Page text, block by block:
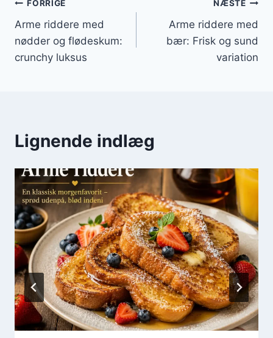
Indlægsnavigation
FORRIGE
Arme riddere med
nødder og flødeskum:
crunchy luksus
NÆSTE
Arme riddere med
bær: Frisk og sund
variation
Lignende indlæg